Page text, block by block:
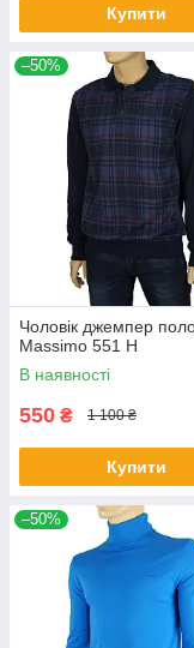
Купити
–50%
Чоловік джемпер
Massimo 551 Н
В наявності
550 ₴ 1 100 ₴
Купити
–50%